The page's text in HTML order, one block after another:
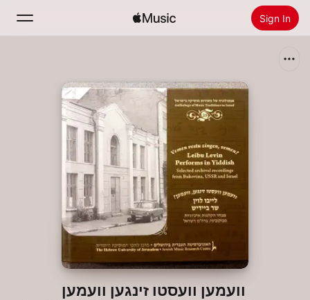
Sign In
Home
Install Apple Music
וועמען וועסטו זינגען וועמען